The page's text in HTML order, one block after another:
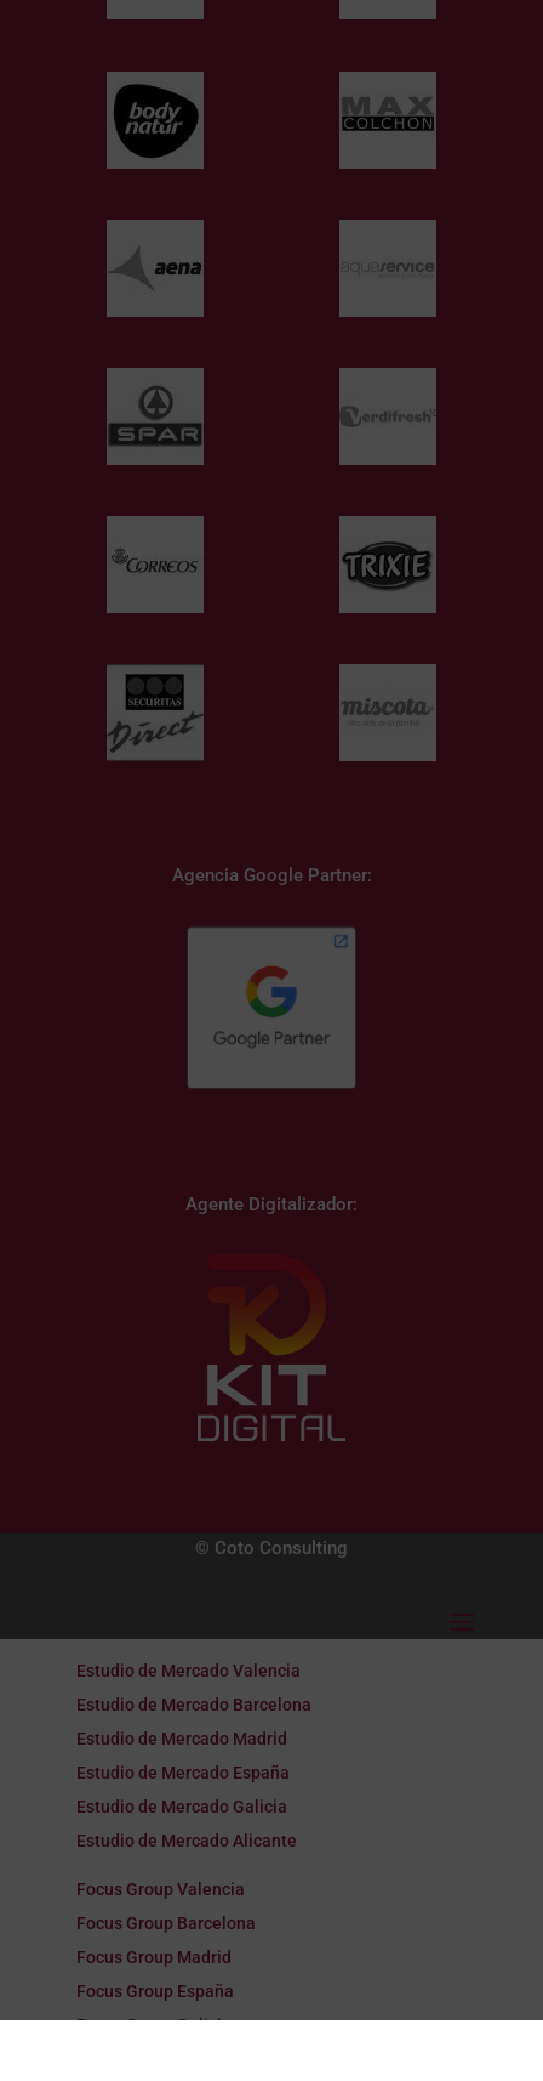
Agencia Google Partner:
Agente Digitalizador:
© Coto Consulting
Estudio de Mercado Valencia
Estudio de Mercado Barcelona
Estudio de Mercado Madrid
Estudio de Mercado España
Estudio de Mercado Galicia
Estudio de Mercado Alicante
Focus Group Valencia
Focus Group Barcelona
Focus Group Madrid
Focus Group España
Focus Group Galicia